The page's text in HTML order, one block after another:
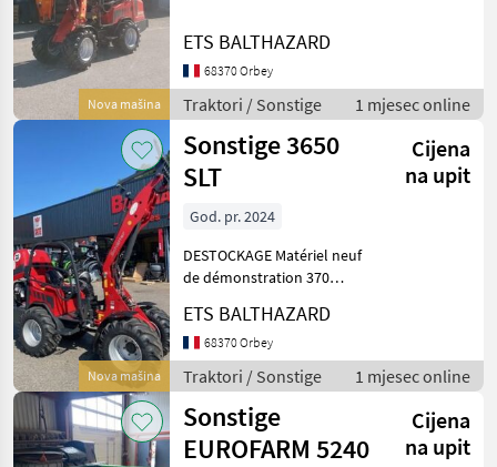
Nova mašina
EURO Fonction ELPRO
Levier multi av/ar . 1/2
vitesse 4 boutons
Distributeur 3ème fonction
é
ETS BALTHAZARD
68370 Orbey
Traktori / Sonstige 1 mjesec online
Nova mašina
Sonstige 3650
SLT
Cijena
na upit
God. pr. 2024
DESTOCKAGE Matériel neuf
de démonstration 370
Fonction ELPRO Levier
multi av/ar . 1/2 vitesse 4
boutons Distributeur 3ème
fonction électri
ETS BALTHAZARD
68370 Orbey
Traktori / Sonstige 1 mjesec online
Sonstige
EUROFARM 5240
Cijena
na upit